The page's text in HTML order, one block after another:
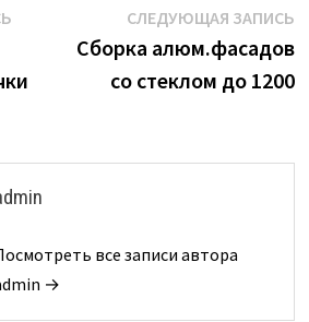
Предыдущая
СЛЕДУЮЩАЯ ЗАПИСЬ
Сборка алюм.фасадов
со стеклом до 1200
все записи автора
→